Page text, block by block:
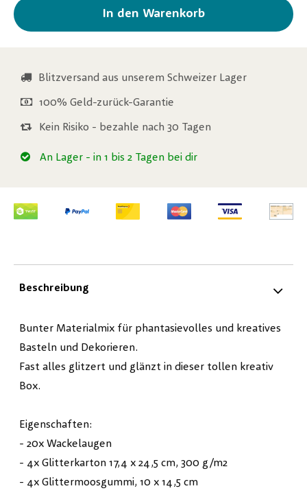
In den Warenkorb
Blitzversand aus unserem Schweizer Lager
100% Geld-zurück-Garantie
Kein Risiko - bezahle nach 30 Tagen
An Lager - in 1 bis 2 Tagen bei dir
Beschreibung
Bunter Materialmix für phantasievolles und kreatives
Basteln und Dekorieren.
Fast alles glitzert und glänzt in dieser tollen kreativ
Box.
Eigenschaften:
- 20x Wackelaugen
- 4x Glitterkarton 17,4 x 24,5 cm, 300 g/m2
- 4x Glittermoosgummi, 10 x 14,5 cm